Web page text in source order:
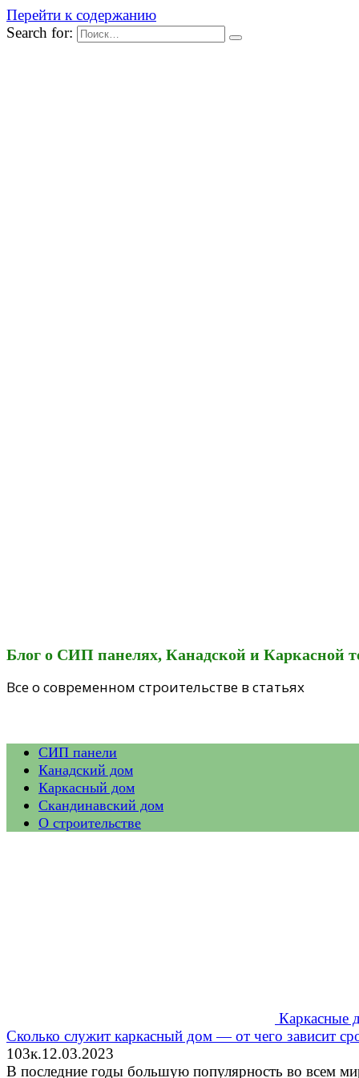
Перейти к содержанию
Search for:
Блог о СИП панелях, Канадской и Каркасной
Все о современном строительстве в статьях
СИП панели
Канадский дом
Каркасный дом
Скандинавский дом
О строительстве
Каркасные
Сколько служит каркасный дом — от чего зависит
103к.12.03.2023
В последние годы большую популярность во всем